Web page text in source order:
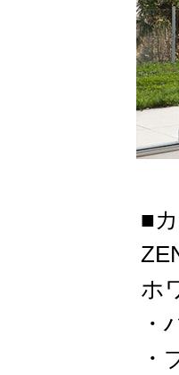
■
ホ
・